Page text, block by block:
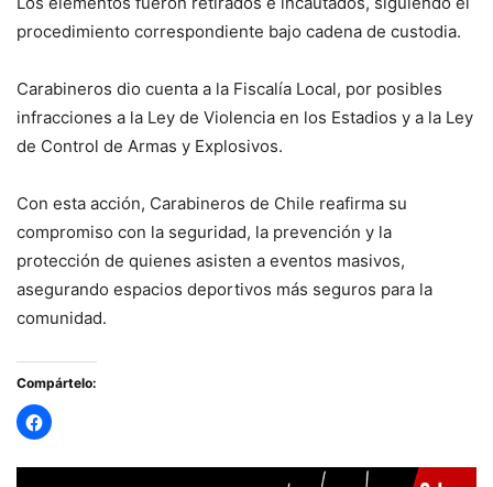
procedimiento correspondiente bajo cadena de custodia.
Carabineros dio cuenta a la Fiscalía Local, por posibles
infracciones a la Ley de Violencia en los Estadios y a la Ley
de Control de Armas y Explosivos.
Con esta acción, Carabineros de Chile reafirma su
compromiso con la seguridad, la prevención y la
protección de quienes asisten a eventos masivos,
asegurando espacios deportivos más seguros para la
comunidad.
Compártelo: